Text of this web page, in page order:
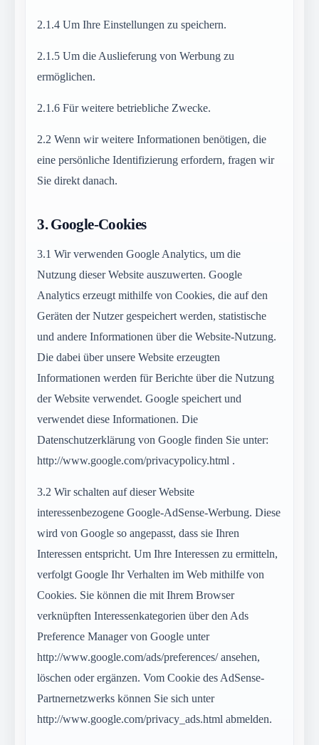
2.1.4 Um Ihre Einstellungen zu speichern.
2.1.5 Um die Auslieferung von Werbung zu
ermöglichen.
2.1.6 Für weitere betriebliche Zwecke.
2.2 Wenn wir weitere Informationen benötigen, die
eine persönliche Identifizierung erfordern, fragen wir
Sie direkt danach.
3.Google-Cookies
3.1 Wir verwenden Google Analytics, um die
Nutzung dieser Website auszuwerten. Google
Analytics erzeugt mithilfe von Cookies, die auf den
Geräten der Nutzer gespeichert werden, statistische
und andere Informationen über die Website-Nutzung.
Die dabei über unsere Website erzeugten
Informationen werden für Berichte über die Nutzung
der Website verwendet. Google speichert und
verwendet diese Informationen. Die
Datenschutzerklärung von Google finden Sie unter:
http://www.google.com/privacypolicy.html .
3.2 Wir schalten auf dieser Website
interessenbezogene Google-AdSense-Werbung. Diese
wird von Google so angepasst, dass sie Ihren
Interessen entspricht. Um Ihre Interessen zu ermitteln,
verfolgt Google Ihr Verhalten im Web mithilfe von
Cookies. Sie können die mit Ihrem Browser
verknüpften Interessenkategorien über den Ads
Preference Manager von Google unter
http://www.google.com/ads/preferences/ ansehen,
löschen oder ergänzen. Vom Cookie des AdSense-
Partnernetzwerks können Sie sich unter
http://www.google.com/privacy_ads.html abmelden.